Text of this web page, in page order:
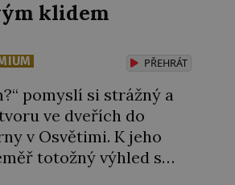
vlády arménského
klidem
PŘEHRÁT
pomyslí si strážný a
ve dveřích do
v Osvětimi. K jeho
totožný výhled s